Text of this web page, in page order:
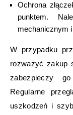
Ochrona
punktem.
mechanicznym
W przypadku
rozważyć zakup
zabezpieczy
Regularne
uszkodzeń i